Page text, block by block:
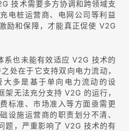
技术需要多方协调和跨领域支
电桩运营商、电网公司等利益
励和保障，才能真正促使 V2G
系也未能有效适应 V2G 技术的
处在于它支持双向电力流动，
多是基于单向电力流动的设
架无法充分支持 V2G 的运行，
标准、市场准入等方面亟需更
设施运营商的职责划分不清、
题，严重影响了 V2G 技术的有